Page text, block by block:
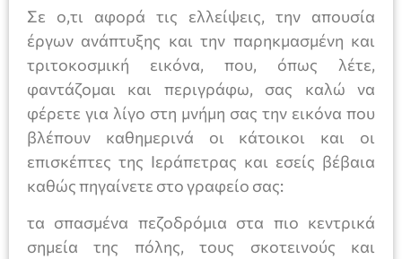
Σε ο,τι αφορά τις ελλείψεις, την απουσία
έργων ανάπτυξης και την παρηκμασμένη και
τριτοκοσμική εικόνα, που, όπως λέτε,
φαντάζομαι και περιγράφω, σας καλώ να
φέρετε για λίγο στη μνήμη σας την εικόνα που
βλέπουν καθημερινά οι κάτοικοι και οι
επισκέπτες της Ιεράπετρας και εσείς βέβαια
καθώς πηγαίνετε στο γραφείο σας:
τα σπασμένα πεζοδρόμια στα πιο κεντρικά
σημεία της πόλης, τους σκοτεινούς και